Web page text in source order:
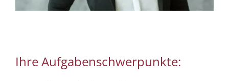
Ihre Aufgabenschwerpunkte: